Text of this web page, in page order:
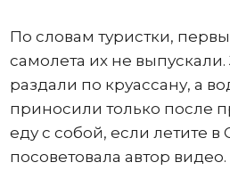
По словам туристки,
самолета их не
раздали по круассану, а
приносили только после
еду с собой, если летите в
посоветовала автор видео.